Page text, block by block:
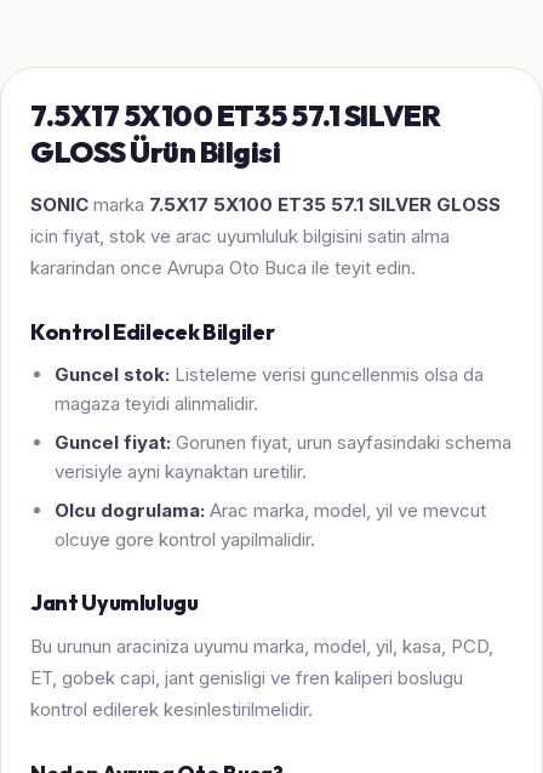
7.5X17 5X100 ET35 57.1 SILVER
GLOSS Ürün Bilgisi
SONIC marka 7.5X17 5X100 ET35 57.1 SILVER GLOSS
icin fiyat, stok ve arac uyumluluk bilgisini satin alma
kararindan once Avrupa Oto Buca ile teyit edin.
Kontrol Edilecek Bilgiler
Guncel stok: Listeleme verisi guncellenmis olsa da
magaza teyidi alinmalidir.
Guncel fiyat: Gorunen fiyat, urun sayfasindaki schema
verisiyle ayni kaynaktan uretilir.
Olcu dogrulama: Arac marka, model, yil ve mevcut
olcuye gore kontrol yapilmalidir.
Jant Uyumlulugu
Bu urunun araciniza uyumu marka, model, yil, kasa, PCD,
ET, gobek capi, jant genisligi ve fren kaliperi boslugu
kontrol edilerek kesinlestirilmelidir.